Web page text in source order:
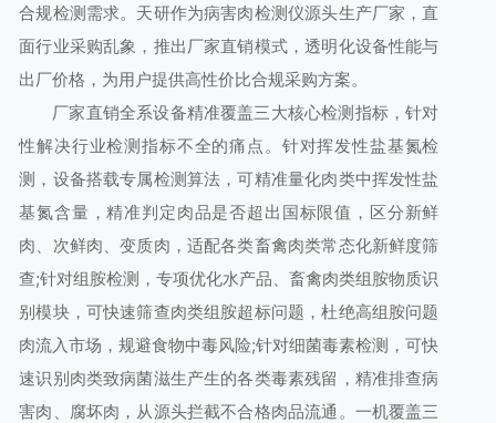
合规检测需求。天研作为病害肉检测仪源头生产厂家，直
面行业采购乱象，推出厂家直销模式，透明化设备性能与
出厂价格，为用户提供高性价比合规采购方案。
厂家直销全系设备精准覆盖三大核心检测指标，针对
性解决行业检测指标不全的痛点。针对挥发性盐基氮检
测，设备搭载专属检测算法，可精准量化肉类中挥发性盐
基氮含量，精准判定肉品是否超出国标限值，区分新鲜
肉、次鲜肉、变质肉，适配各类畜禽肉类常态化新鲜度筛
查;针对组胺检测，专项优化水产品、畜禽肉类组胺物质识
别模块，可快速筛查肉类组胺超标问题，杜绝高组胺问题
肉流入市场，规避食物中毒风险;针对细菌毒素检测，可快
速识别肉类致病菌滋生产生的各类毒素残留，精准排查病
害肉、腐坏肉，从源头拦截不合格肉品流通。一机覆盖三